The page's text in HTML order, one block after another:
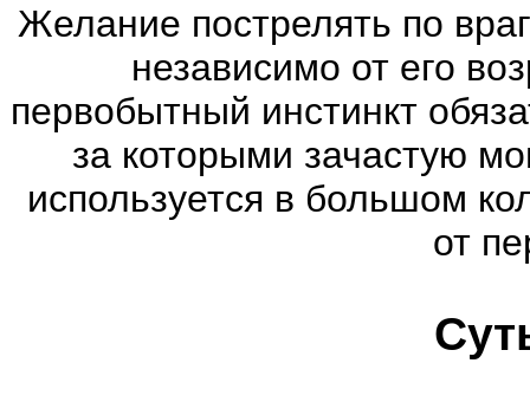
Желание пострелять по
независимо от его
первобытный инстинкт
за которыми зачастую
используется в большом
от